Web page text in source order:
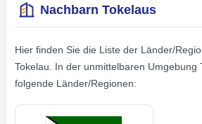
Nachbarn Tokelaus
Hier finden Sie die Liste der Länder/
Tokelau. In der unmittelbaren Umgebung
folgende Länder/Regionen: